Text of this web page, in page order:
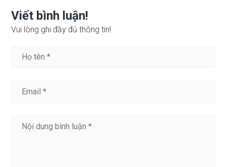
Viết bình luận!
Vui lòng ghi đầy đủ thông tin!